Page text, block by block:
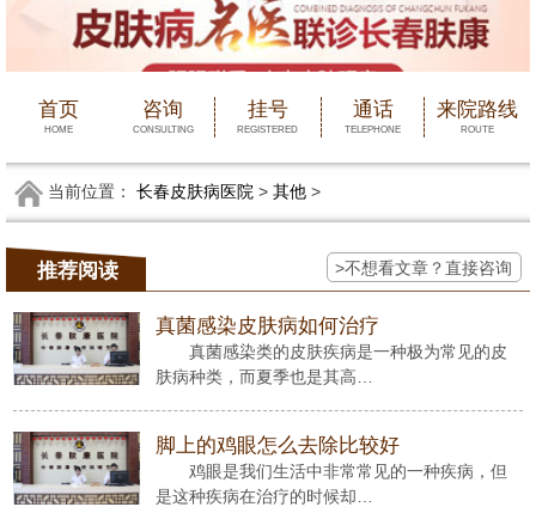
首页
HOME
咨询
CONSULTING
挂号
REGISTERED
通话
TELEPHONE
来院路线
ROUTE
当前位置： 长春皮肤病医院> 其他>
推荐阅读 >不想看文章？直接咨询
真菌感染皮肤病如何治疗
真菌感染类的皮肤疾病是一种极为常见的皮
肤病种类，而夏季也是其高…
脚上的鸡眼怎么去除比较好
鸡眼是我们生活中非常常见的一种疾病，但
是这种疾病在治疗的时候却…